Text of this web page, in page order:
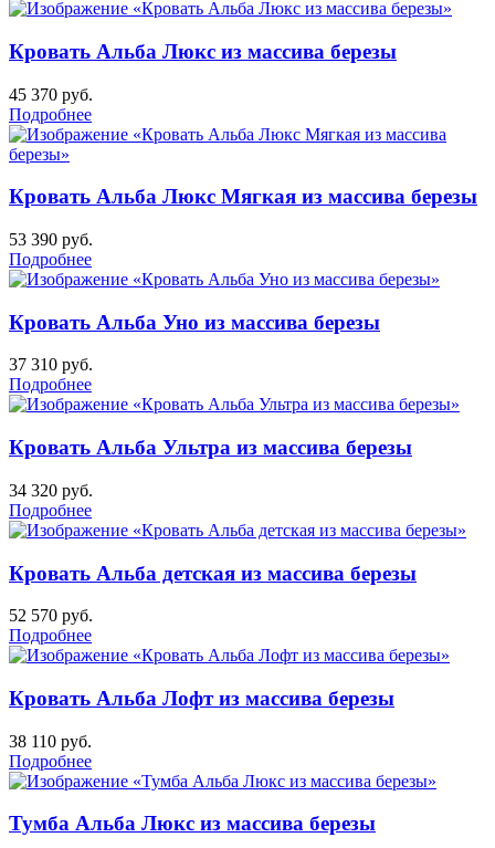
Кровать Альба Люкс из массива березы
45 370 руб.
Подробнее
Кровать Альба Люкс Мягкая из массива березы
53 390 руб.
Подробнее
Кровать Альба Уно из массива березы
37 310 руб.
Подробнее
Кровать Альба Ультра из массива березы
34 320 руб.
Подробнее
Кровать Альба детская из массива березы
52 570 руб.
Подробнее
Кровать Альба Лофт из массива березы
38 110 руб.
Подробнее
Тумба Альба Люкс из массива березы